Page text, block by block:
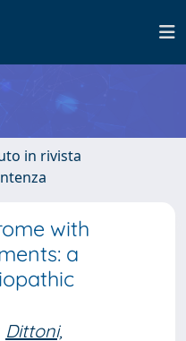
in rivista
with
a
Dittoni,